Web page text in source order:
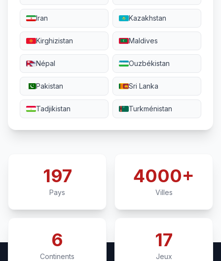
Iran Kazakhstan
Kirghizistan Maldives
Népal Ouzbékistan
Pakistan Sri Lanka
Tadjikistan Turkménistan
197
Pays
4000+
Villes
6
Continents
17
Jeux